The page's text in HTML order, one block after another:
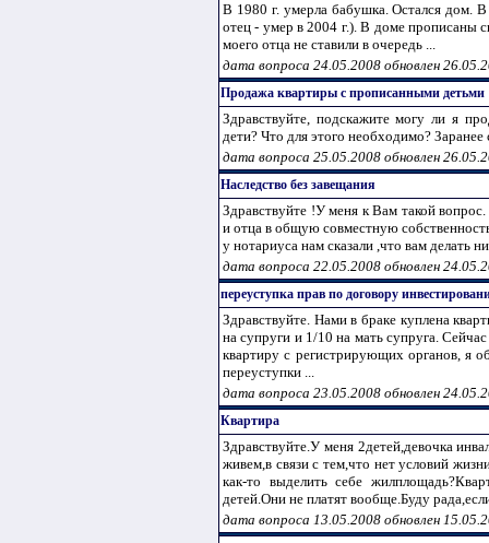
В 1980 г. умерла бабушка. Остался дом.
отец - умер в 2004 г.). В доме прописаны
моего отца не ставили в очередь ...
дата вопроса 24.05.2008 обновлен
Продажа квартиры с прописанными детьми
Здравствуйте, подскажите могу ли я
дети? Что для этого необходимо? Заранее
дата вопроса 25.05.2008 обновлен
Наследство без завещания
Здравствуйте !У меня к Вам такой
и отца в общую совместную
у нотариуса нам сказали ,что вам делать
дата вопроса 22.05.2008 обновлен
переуступка прав по договору
Здравствуйте. Нами в браке куплена
на супруги и 1/10 на мать супруга.
квартиру с регистрирующих органов, я
переуступки ...
дата вопроса 23.05.2008 обновлен
Квартира
Здравствуйте.У меня 2детей,девочка
живем,в связи с тем,что нет условий
как-то выделить себе
детей.Они не платят вообще.Буду
дата вопроса 13.05.2008 обновлен